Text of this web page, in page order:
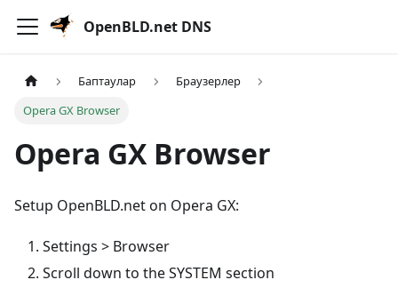
OpenBLD.net DNS
Баптаулар
Браузерлер
Opera GX Browser
Opera GX Browser
Setup OpenBLD.net on Opera GX:
Settings > Browser
Scroll down to the SYSTEM section